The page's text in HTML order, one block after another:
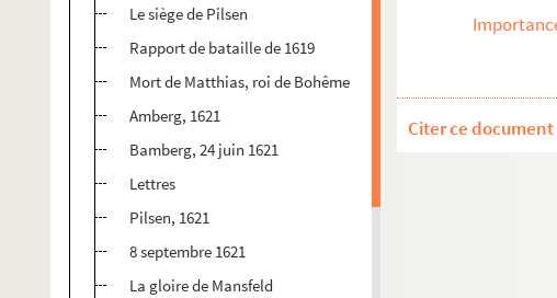
Le siège de Pilsen
Rapport de bataille de 1619
Mort de Matthias, roi de Bohême
Amberg, 1621
Bamberg, 24 juin 1621
Lettres
Pilsen, 1621
8 septembre 1621
La gloire de Mansfeld
Citer ce document